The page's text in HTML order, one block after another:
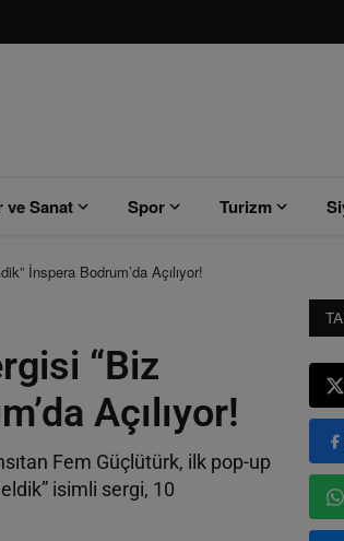
ve Sanat Spor Turizm
İnspera Bodrum’da Açılıyor!
“Biz
Açılıyor!
Fem Güçlütürk, ilk pop-up
isimli sergi, 10